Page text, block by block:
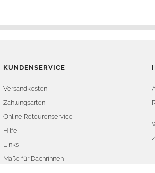
KUNDENSERVICE
Versandkosten
Zahlungsarten
Online Retourenservice
Hilfe
Links
Maße für Dachrinnen